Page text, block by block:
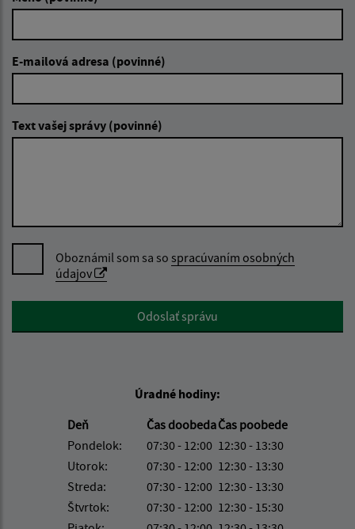
E-mailová adresa (povinné)
Text vašej správy (povinné)
Oboznámil som sa so spracúvaním osobných
údajov
Google reCaptcha ResponseOdoslať správu
Úradné hodiny:
Deň
Čas doobedaČas poobede
Pondelok:
07:30 - 12:00 12:30 - 13:30
Utorok:
07:30 - 12:00 12:30 - 13:30
Streda:
07:30 - 12:00 12:30 - 13:30
Štvrtok:
07:30 - 12:00 12:30 - 15:30